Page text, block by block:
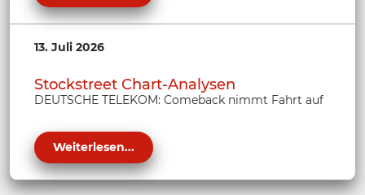
13. Juli 2026
Stockstreet Chart-Analysen
DEUTSCHE TELEKOM: Comeback nimmt Fahrt auf
Weiterlesen...